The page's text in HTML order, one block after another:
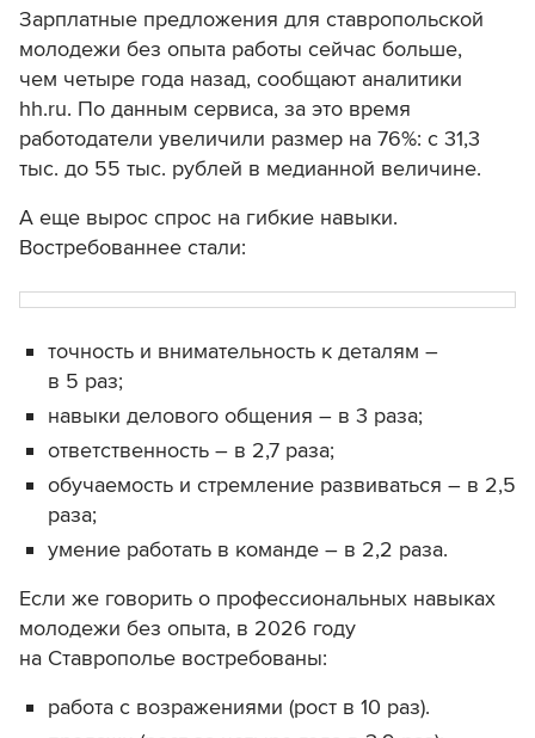
Зарплатные предложения для ставропольской
молодежи без опыта работы сейчас больше,
чем четыре года назад, сообщают аналитики
hh.ru. По данным сервиса, за это время
работодатели увеличили размер на 76%: с 31,3
тыс. до 55 тыс. рублей в медианной величине.
А еще вырос спрос на гибкие навыки.
Востребованнее стали:
точность и внимательность к деталям –
в 5 раз;
навыки делового общения – в 3 раза;
ответственность – в 2,7 раза;
обучаемость и стремление развиваться – в 2,5
раза;
умение работать в команде – в 2,2 раза.
Если же говорить о профессиональных навыках
молодежи без опыта, в 2026 году
на Ставрополье востребованы:
работа с возражениями (рост в 10 раз).